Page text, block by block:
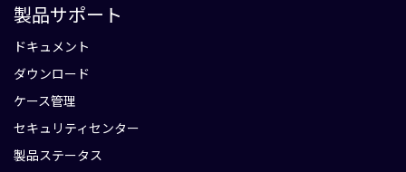
製品サポート
ドキュメント
ダウンロード
ケース管理
セキュリティセンター
製品ステータス